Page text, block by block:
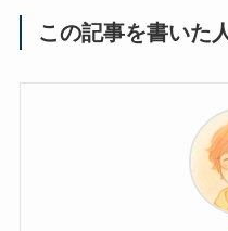
この記事を書いた